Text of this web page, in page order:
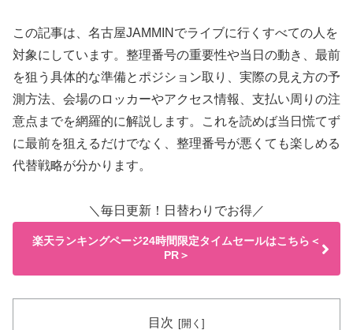
この記事は、名古屋JAMMINでライブに行くすべての人を
対象にしています。整理番号の重要性や当日の動き、最前
を狙う具体的な準備とポジション取り、実際の見え方の予
測方法、会場のロッカーやアクセス情報、支払い周りの注
意点までを網羅的に解説します。これを読めば当日慌てず
に最前を狙えるだけでなく、整理番号が悪くても楽しめる
代替戦略が分かります。
＼毎日更新！日替わりでお得／
楽天ランキングページ24時間限定タイムセールはこちら＜
PR＞
目次